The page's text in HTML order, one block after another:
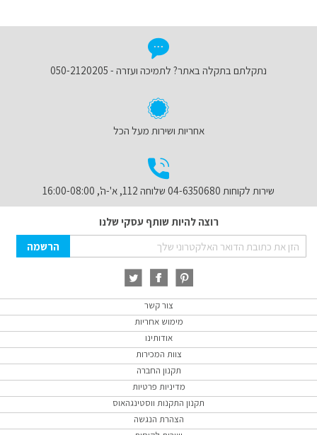
נתקלתם בתקלה באתר? לתמיכה ועזרה - 050-2120205
אחריות ושירות מעל הכל
שירות לקוחות 04-6350680 שלוחה 112, א'-ה', 16:00-08:00
רוצה להיות שותף עסקי שלנו
Sign
Up
Newsletter:
הרשמה
צור קשר
מימוש אחריות
אודותינו
צוות המכירות
תקנון החברה
מדיניות פרטיות
תקנון התקנות ווסטינגהאוס
הצהרת הנגשה